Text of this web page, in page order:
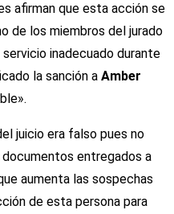
afirman que esta acción se
de los miembros del jurado
inadecuado durante
la sanción a Amber
juicio era falso pues no
entregados a
aumenta las sospechas
de esta persona para